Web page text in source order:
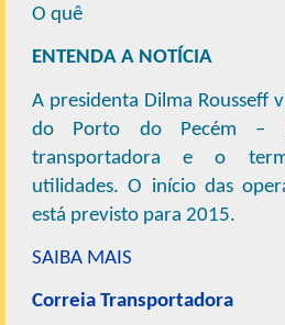
O quê
ENTENDA A NOTÍCIA
A presidenta Dilma Rousseff
do Porto do Pecém –
transportadora e o
utilidades. O início das
está previsto para 2015.
SAIBA MAIS
Correia Transportadora